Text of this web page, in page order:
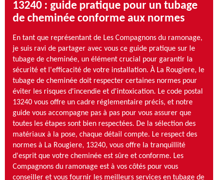
13240 : guide pratique pour un tubage
de cheminée conforme aux normes
En tant que représentant de Les Compagnons du ramonage,
je suis ravi de partager avec vous ce guide pratique sur le
tubage de cheminée, un élément crucial pour garantir la
sécurité et l'efficacité de votre installation. À La Rougiere, le
tubage de cheminée doit respecter certaines normes pour
éviter les risques d'incendie et d'intoxication. Le code postal
13240 vous offre un cadre réglementaire précis, et notre
guide vous accompagne pas à pas pour vous assurer que
toutes les étapes sont bien respectées. De la sélection des
matériaux à la pose, chaque détail compte. Le respect des
normes à La Rougiere, 13240, vous offre la tranquillité
d'esprit que votre cheminée est sûre et conforme. Les
Compagnons du ramonage est à vos côtés pour vous
conseiller et vous fournir les meilleurs services en tubage de